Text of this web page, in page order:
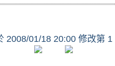
2008/01/18 20:00 修改第 1